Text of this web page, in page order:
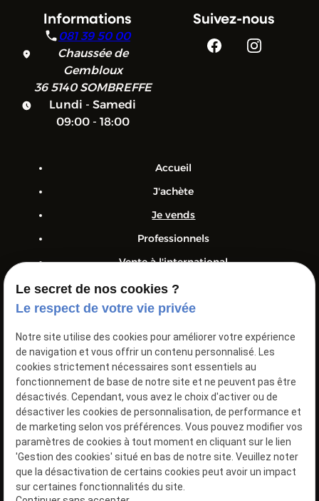
Informations
081 39 50 00
Chaussée de
Gembloux
365140 SOMBREFFE
Lundi - Samedi
09:00 - 18:00
Suivez-nous
Accueil
J'achète
Je vends
Professionnels
Vente à l'international
Nos véhicules
Actualités
Devis
Contact
Class Cars – Vente et rachat de véhicules neufs et
d’occasion, toutes marques et tous budgets.
Mentions
légales
Politique de
confidentialité
Gestion
des
Plan
du site
Le secret de nos cookies ?
Le respect de votre vie privée
Notre site utilise des cookies pour améliorer votre expérience
de navigation et vous offrir un contenu personnalisé. Les
cookies strictement nécessaires sont essentiels au
fonctionnement de base de notre site et ne peuvent pas être
désactivés. Cependant, vous avez le choix d'activer ou de
désactiver les cookies de personnalisation, de performance et
de marketing selon vos préférences. Vous pouvez modifier vos
paramètres de cookies à tout moment en cliquant sur le lien
'Gestion des cookies' situé en bas de notre site. Veuillez noter
que la désactivation de certains cookies peut avoir un impact
sur certaines fonctionnalités du site.